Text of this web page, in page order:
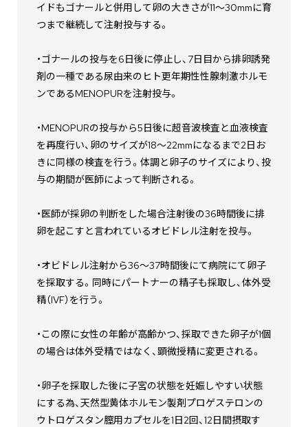
イドもゴナールと併用して卵の大きさが11～30mmに育
つまで継続して注射投与する。
・ゴナールの投与を6日後に停止し、7日目から排卵誘発
剤の一種である尿由来のヒト更年期性性腺刺激ホルモ
ンであるMENOPURを注射投与。
・MENOPURの投与から5日後に超音波検査と血液検査
を再度行い、卵のサイズが18～22mmになるまで2日お
きに同様の検査を行う。体調と卵子のサイズにより、投
与の期間が医師によって判断される。
・医師が採卵の判断をした場合注射後の36時間後に排
卵を起こすと言われているオビドレル注射を投与。
・オビドレル注射から36～37時間後にて病院にて卵子
を採取する。同時にパートナーの精子も採取し、体外受
精（IVF）を行う。
・この際に女性の年齢が高齢かつ、採取できた卵子が1個
の場合は体外受精ではなく、顕微授精に変更される。
・卵子を採取した後に子宮の状態を妊娠しやすい状態
にする為、天然型黄体ホルモン製剤プロゲステロンの
ウトロゲスタン膣用カプセルを1日2回、12日間摂取す